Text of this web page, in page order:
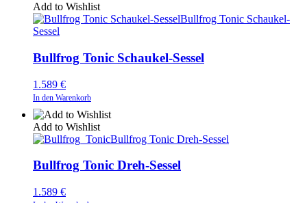
Add to Wishlist
Bullfrog Tonic Schaukel-
Sessel
Bullfrog Tonic Schaukel-Sessel
1.589 €
In den Warenkorb
Add to Wishlist
Bullfrog Tonic Dreh-Sessel
Bullfrog Tonic Dreh-Sessel
1.589 €